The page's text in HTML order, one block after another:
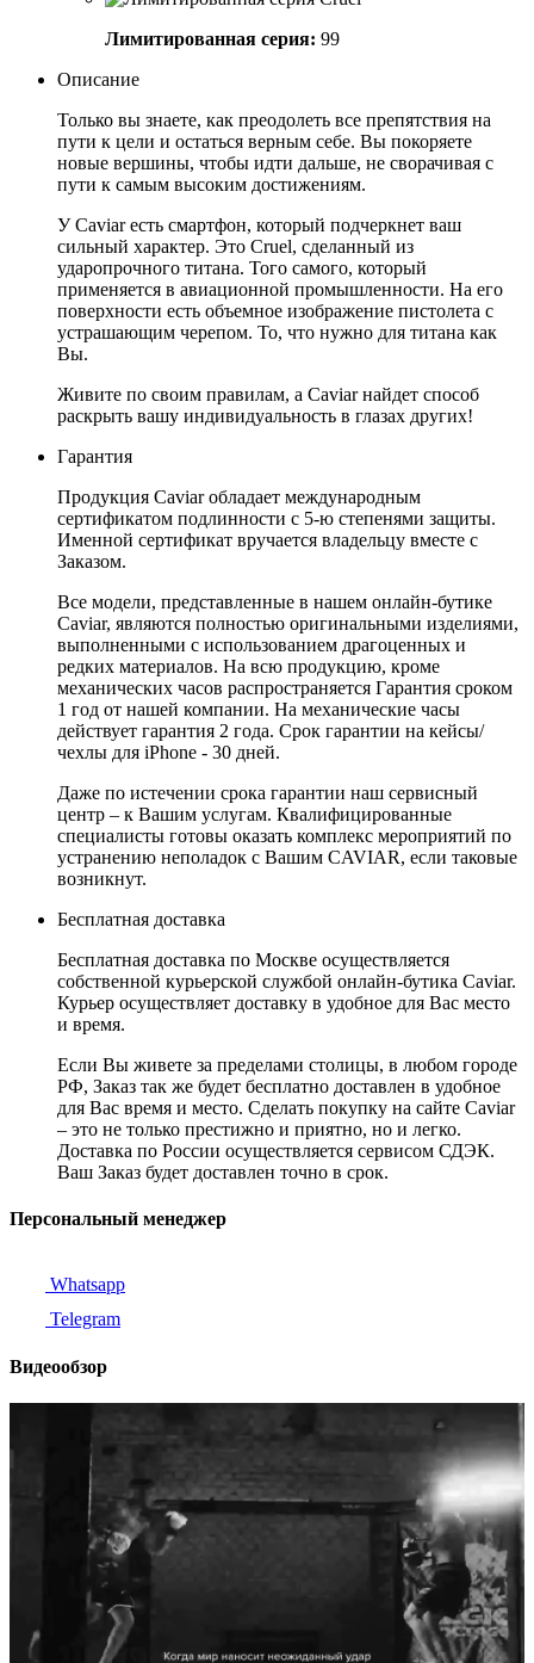
Лимитированная серия: 99
Описание
Только вы знаете, как преодолеть все препятствия на
пути к цели и остаться верным себе. Вы покоряете
новые вершины, чтобы идти дальше, не сворачивая с
пути к самым высоким достижениям.
У Caviar есть смартфон, который подчеркнет ваш
сильный характер. Это Cruel, сделанный из
ударопрочного титана. Того самого, который
применяется в авиационной промышленности. На его
поверхности есть объемное изображение пистолета с
устрашающим черепом. То, что нужно для титана как
Вы.
Живите по своим правилам, а Caviar найдет способ
раскрыть вашу индивидуальность в глазах других!
Гарантия
Продукция Caviar обладает международным
сертификатом подлинности с 5-ю степенями защиты.
Именной сертификат вручается владельцу вместе с
Заказом.
Все модели, представленные в нашем онлайн-бутике
Caviar, являются полностью оригинальными изделиями,
выполненными с использованием драгоценных и
редких материалов. На всю продукцию, кроме
механических часов распространяется Гарантия сроком
1 год от нашей компании. На механические часы
действует гарантия 2 года. Срок гарантии на кейсы/
чехлы для iPhone - 30 дней.
Даже по истечении срока гарантии наш сервисный
центр – к Вашим услугам. Квалифицированные
специалисты готовы оказать комплекс мероприятий по
устранению неполадок с Вашим CAVIAR, если таковые
возникнут.
Бесплатная доставка
Бесплатная доставка по Москве осуществляется
собственной курьерской службой онлайн-бутика Caviar.
Курьер осуществляет доставку в удобное для Вас место
и время.
Если Вы живете за пределами столицы, в любом городе
РФ, Заказ так же будет бесплатно доставлен в удобное
для Вас время и место. Сделать покупку на сайте Caviar
– это не только престижно и приятно, но и легко.
Доставка по России осуществляется сервисом СДЭК.
Ваш Заказ будет доставлен точно в срок.
Персональный менеджер
Whatsapp
Telegram
Видеообзор